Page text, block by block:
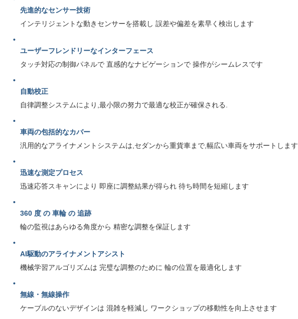
先進的なセンサー技術
インテリジェントな動きセンサーを搭載し 誤差や偏差を素早く検出します
ユーザーフレンドリーなインターフェース
タッチ対応の制御パネルで 直感的なナビゲーションで 操作がシームレスです
自動校正
自律調整システムにより,最小限の努力で最適な校正が確保される.
車両の包括的なカバー
汎用的なアライナメントシステムは,セダンから重貨車まで,幅広い車両をサポートします.
迅速な測定プロセス
迅速応答スキャンにより 即座に調整結果が得られ 待ち時間を短縮します
360 度 の 車輪 の 追跡
輪の監視はあらゆる角度から 精密な調整を保証します
AI駆動のアライナメントアシスト
機械学習アルゴリズムは 完璧な調整のために 輪の位置を最適化します
無線・無線操作
ケーブルのないデザインは 混雑を軽減し ワークショップの移動性を向上させます